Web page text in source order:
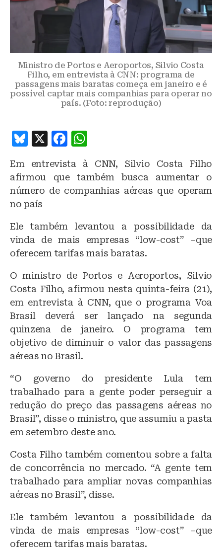
Ministro de Portos e Aeroportos, Silvio Costa
Filho, em entrevista à CNN: programa de
passagens mais baratas começa em janeiro e é
possível captar mais companhias para operar no
país. (Foto: reprodução)
B
e
s
k
y
X
F
c
e
o
o
k
at
s
p
Em entrevista à CNN, Silvio Costa Filho
afirmou que também busca aumentar o
número de companhias aéreas que operam
no país
Ele também levantou a possibilidade da
vinda de mais empresas “low-cost” –que
oferecem tarifas mais baratas.
O ministro de Portos e Aeroportos, Silvio
Costa Filho, afirmou nesta quinta-feira (21),
em entrevista à CNN, que o programa Voa
Brasil deverá ser lançado na segunda
quinzena de janeiro. O programa tem
objetivo de diminuir o valor das passagens
aéreas no Brasil.
“O governo do presidente Lula tem
trabalhado para a gente poder perseguir a
redução do preço das passagens aéreas no
Brasil”, disse o ministro, que assumiu a pasta
em setembro deste ano.
Costa Filho também comentou sobre a falta
de concorrência no mercado. “A gente tem
trabalhado para ampliar novas companhias
aéreas no Brasil”, disse.
Ele também levantou a possibilidade da
vinda de mais empresas “low-cost” –que
oferecem tarifas mais baratas.